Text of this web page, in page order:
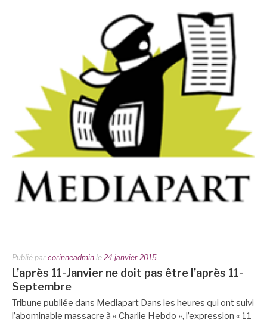
Publié par corinneadmin le 24 janvier 2015
L’après 11-Janvier ne doit pas être l’après 11-
Septembre
Tribune publiée dans Mediapart Dans les heures qui ont suivi
l’abominable massacre à « Charlie Hebdo », l’expression « 11-